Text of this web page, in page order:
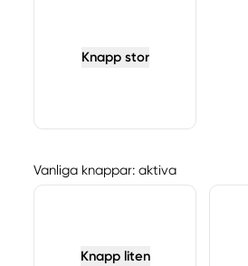
Knapp stor
Vanliga knappar: aktiva
Knapp liten